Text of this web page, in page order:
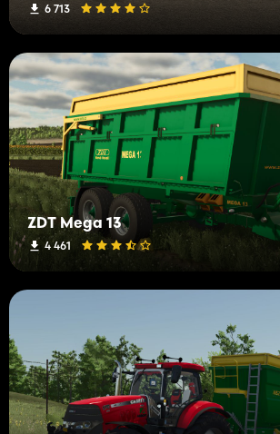
6 713
ZDT Mega 13
4 461